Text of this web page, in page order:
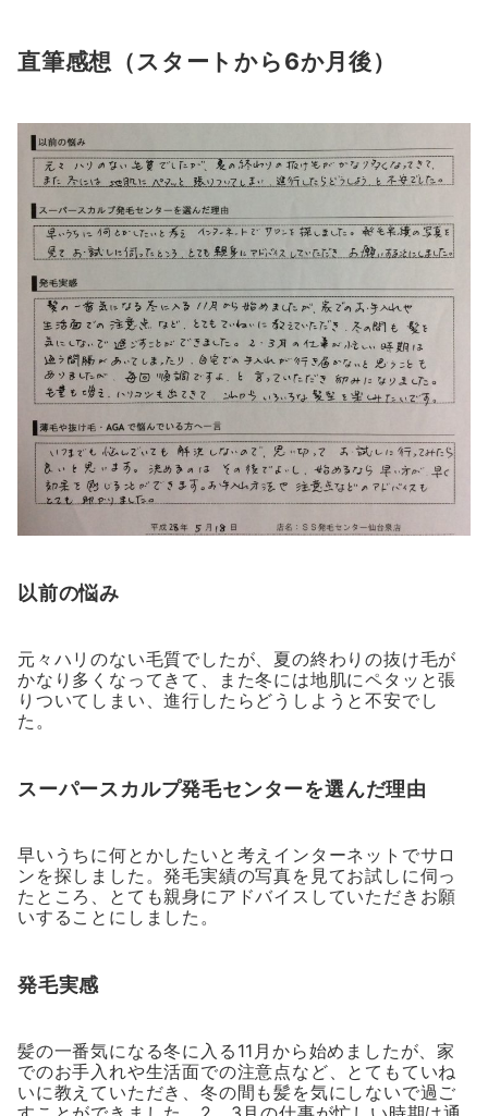
直筆感想（スタートから6か月後）
以前の悩み
元々ハリのない毛質でしたが、夏の終わりの抜け毛が
かなり多くなってきて、また冬には地肌にペタッと張
りついてしまい、進行したらどうしようと不安でし
た。
スーパースカルプ発毛センターを選んだ理由
早いうちに何とかしたいと考えインターネットでサロ
ンを探しました。発毛実績の写真を見てお試しに伺っ
たところ、とても親身にアドバイスしていただきお願
いすることにしました。
発毛実感
髪の一番気になる冬に入る11月から始めましたが、家
でのお手入れや生活面での注意点など、とてもていね
いに教えていただき、冬の間も髪を気にしないで過ご